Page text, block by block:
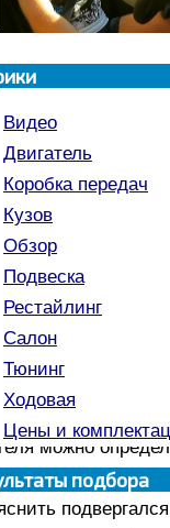
которые
можно
отправить при
Видео
Двигатель
Коробка передач
Кузов
Обзор
Подвеска
Рестайлинг
Салон
Тюнинг
Ходовая
Цены и
подбора